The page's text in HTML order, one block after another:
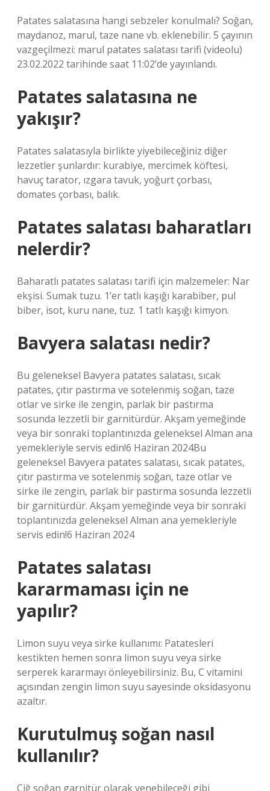
Patates salatasına hangi sebzeler konulmalı? Soğan,
maydanoz, marul, taze nane vb. eklenebilir. 5 çayının
vazgeçilmezi: marul patates salatası tarifi (videolu)
23.02.2022 tarihinde saat 11:02’de yayınlandı.
Patates salatasına ne
yakışır?
Patates salatasıyla birlikte yiyebileceğiniz diğer
lezzetler şunlardır: kurabiye, mercimek köftesi,
havuç tarator, ızgara tavuk, yoğurt çorbası,
domates çorbası, balık.
Patates salatası baharatları
nelerdir?
Baharatlı patates salatası tarifi için malzemeler: Nar
ekşisi. Sumak tuzu. 1’er tatlı kaşığı karabiber, pul
biber, isot, kuru nane, tuz. 1 tatlı kaşığı kimyon.
Bavyera salatası nedir?
Bu geleneksel Bavyera patates salatası, sıcak
patates, çıtır pastırma ve sotelenmiş soğan, taze
otlar ve sirke ile zengin, parlak bir pastırma
sosunda lezzetli bir garnitürdür. Akşam yemeğinde
veya bir sonraki toplantınızda geleneksel Alman ana
yemekleriyle servis edin!6 Haziran 2024Bu
geleneksel Bavyera patates salatası, sıcak patates,
çıtır pastırma ve sotelenmiş soğan, taze otlar ve
sirke ile zengin, parlak bir pastırma sosunda lezzetli
bir garnitürdür. Akşam yemeğinde veya bir sonraki
toplantınızda geleneksel Alman ana yemekleriyle
servis edin!6 Haziran 2024
Patates salatası
kararmaması için ne
yapılır?
Limon suyu veya sirke kullanımı: Patatesleri
kestikten hemen sonra limon suyu veya sirke
serperek kararmayı önleyebilirsiniz. Bu, C vitamini
açısından zengin limon suyu sayesinde oksidasyonu
azaltır.
Kurutulmuş soğan nasıl
kullanılır?
Çiğ soğan garnitür olarak yenebileceği gibi